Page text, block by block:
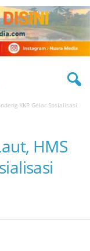
KKP Gelar Sosialisasi
HMS